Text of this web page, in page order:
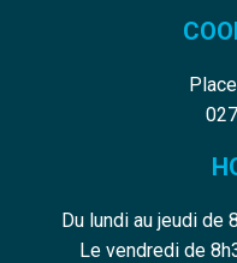
Du lundi au jeudi de
Le vendredi de